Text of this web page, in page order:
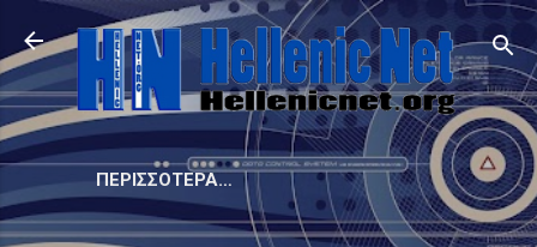
Μετάβαση στο κύριο περιεχόμενο
ΠΕΡΙΣΣΌΤΕΡΑ…